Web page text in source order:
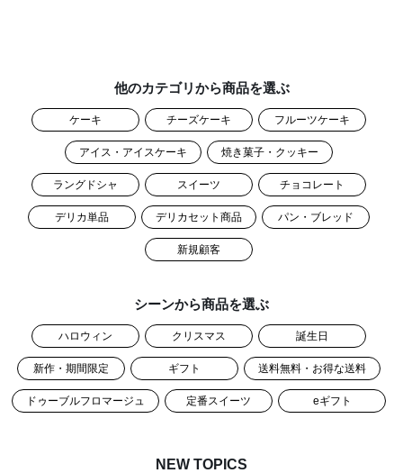
る、
ナイ
アガ
まる
で本
ぶど
うを
格別
す。
他のカテゴリから商品を選ぶ
ケーキ チーズケーキ フルーツケーキ
アイス・アイスケーキ 焼き菓子・クッキー
ラングドシャ スイーツ チョコレート
デリカ単品 デリカセット商品 パン・ブレッド
新規顧客
シーンから商品を選ぶ
ハロウィン クリスマス 誕生日
新作・期間限定 ギフト 送料無料・お得な送料
ドゥーブルフロマージュ 定番スイーツ eギフト
NEW TOPICS